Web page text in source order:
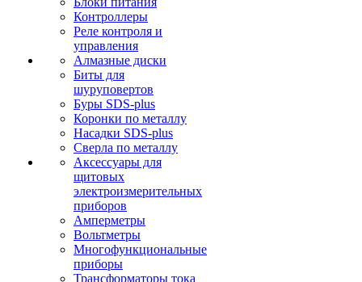
Контроллеры
Реле контроля и
управления
Алмазные диски
Биты для
шуруповертов
Буры SDS-plus
Коронки по металлу
Насадки SDS-plus
Сверла по металлу
Аксессуары для
щитовых
электроизмерительных
приборов
Амперметры
Вольтметры
Многофункциональные
приборы
Трансформаторы тока